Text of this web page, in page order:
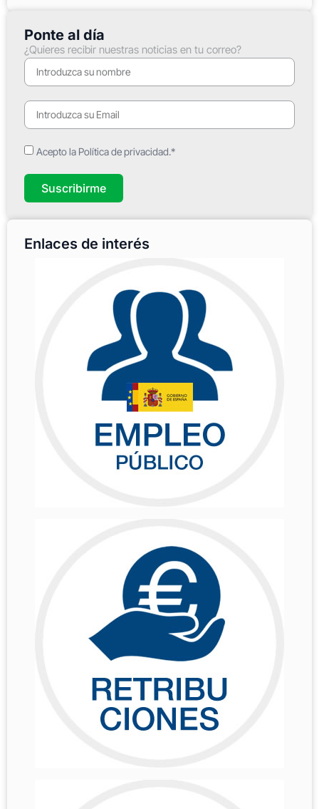
Ponte al día
¿Quieres recibir nuestras noticias en tu correo?
Acepto la Política de privacidad.*
Suscribirme
Enlaces de interés